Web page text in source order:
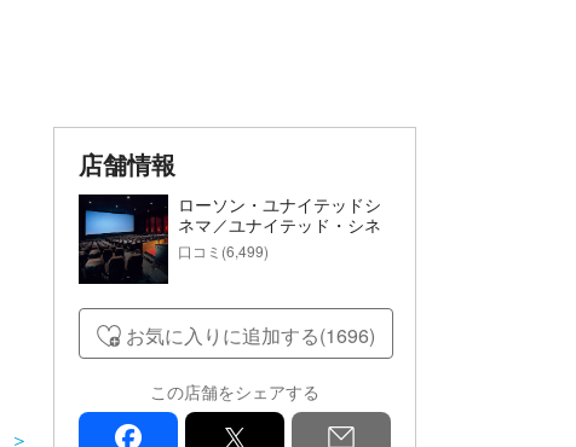
店舗情報
ローソン・ユナイテッドシ
ネマ／ユナイテッド・シネ
マ／シネプレックス
口コミ(6,499)
お気に入りに追加する(1696)
この店舗をシェアする
facebook